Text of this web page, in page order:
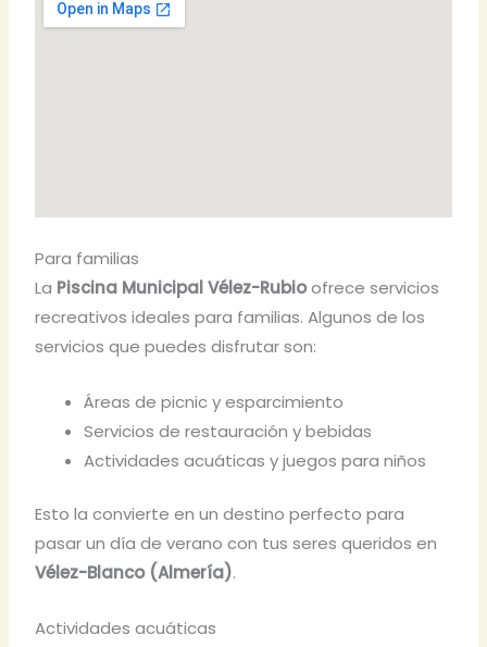
Para familias
La Piscina Municipal Vélez-Rubioofrece servicios
recreativos ideales para familias. Algunos de los
servicios que puedes disfrutar son:
Áreas de picnic y esparcimiento
Servicios de restauración y bebidas
Actividades acuáticas y juegos para niños
Esto la convierte en un destino perfecto para
pasar un día de verano con tus seres queridos en
Vélez-Blanco (Almería).
Actividades acuáticas